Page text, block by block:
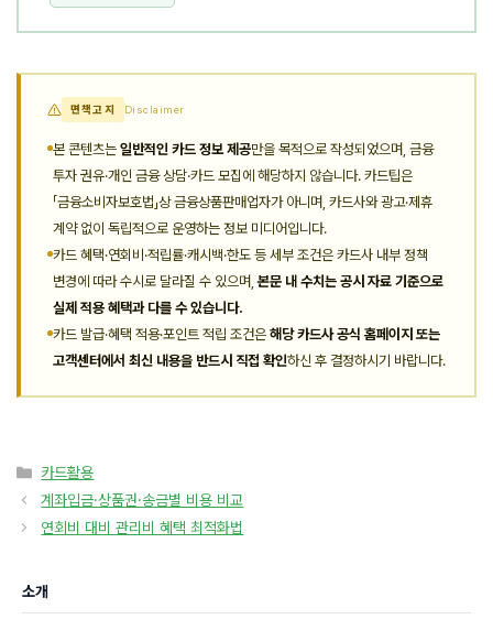
면책고지 Disclaimer
본 콘텐츠는 일반적인 카드 정보 제공만을 목적으로 작성되었으며, 금융
투자 권유·개인 금융 상담·카드 모집에 해당하지 않습니다. 카드팁은
「금융소비자보호법」상 금융상품판매업자가 아니며, 카드사와 광고·제휴
계약 없이 독립적으로 운영하는 정보 미디어입니다.
카드 혜택·연회비·적립률·캐시백·한도 등 세부 조건은 카드사 내부 정책
변경에 따라 수시로 달라질 수 있으며,본문 내 수치는 공시 자료 기준으로
실제 적용 혜택과 다를 수 있습니다.
카드 발급·혜택 적용·포인트 적립 조건은 해당 카드사 공식 홈페이지 또는
고객센터에서 최신 내용을 반드시 직접 확인하신 후 결정하시기 바랍니다.
카
테
리
카드활용
계좌입금·상품권·송금별 비용 비교
연회비 대비 관리비 혜택 최적화법
소개